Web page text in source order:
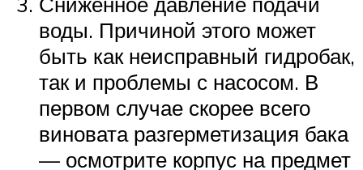
воды. Причиной этого может
быть как неисправный гидробак,
так и проблемы с насосом. В
первом случае скорее всего
виновата разгерметизация бака
— осмотрите корпус на предмет